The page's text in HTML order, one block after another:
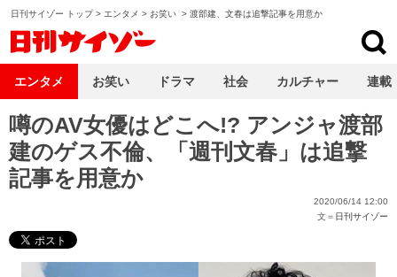
日刊サイゾー トップ> エンタメ > お笑い > 渡部建、文春は追撃記事を用意か
噂のAV女優はどこへ!? アンジャ渡部
建のゲス不倫、「週刊文春」は追撃
記事を用意か
2020/06/14 12:00
文＝ 日刊サイゾー
エンタメ お笑い ドラマ 社会 カルチャー 連載